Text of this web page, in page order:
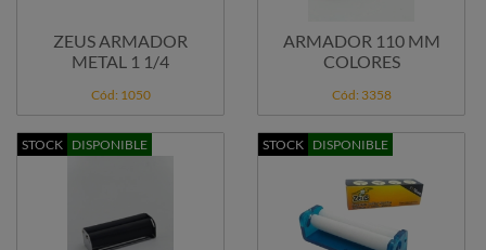
ZEUS ARMADOR
METAL 1 1/4
Cód: 1050
ARMADOR 110 MM
COLORES
Cód: 3358
STOCK DISPONIBLE STOCK DISPONIBLE